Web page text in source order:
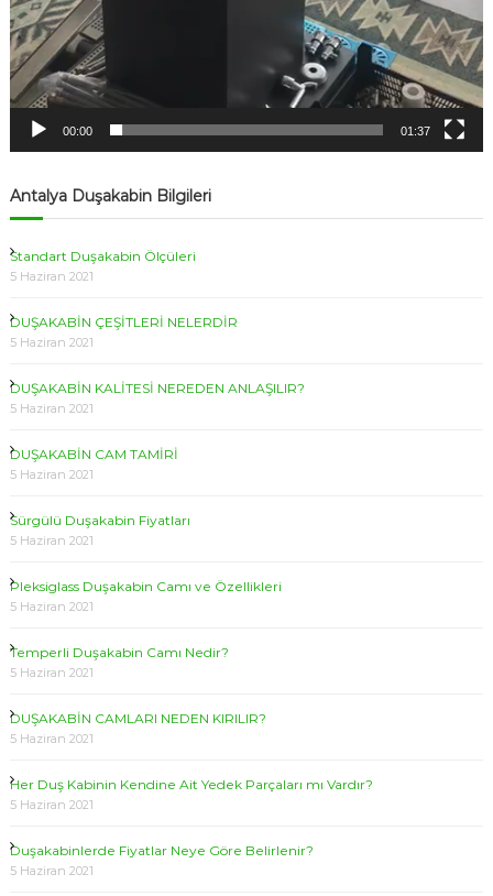
00:00 01:37
Antalya Duşakabin Bilgileri
Standart Duşakabin Ölçüleri
5 Haziran 2021
DUŞAKABİN ÇEŞİTLERİ NELERDİR
5 Haziran 2021
DUŞAKABİN KALİTESİ NEREDEN ANLAŞILIR?
5 Haziran 2021
DUŞAKABİN CAM TAMİRİ
5 Haziran 2021
Sürgülü Duşakabin Fiyatları
5 Haziran 2021
Pleksiglass Duşakabin Camı ve Özellikleri
5 Haziran 2021
Temperli Duşakabin Camı Nedir?
5 Haziran 2021
DUŞAKABİN CAMLARI NEDEN KIRILIR?
5 Haziran 2021
Her Duş Kabinin Kendine Ait Yedek Parçaları mı Vardır?
5 Haziran 2021
Duşakabinlerde Fiyatlar Neye Göre Belirlenir?
5 Haziran 2021